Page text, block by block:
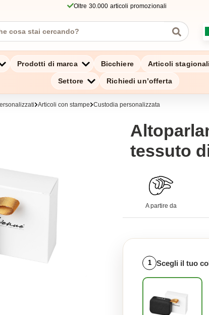
Oltre 30.000 articoli promozionali
Prodotti di marca Bicchiere Articoli stagionali
Settore Richiedi un’offerta
Articoli con stampe Custodia personalizzata
tessuto
A partire da
1 Scegli il tuo